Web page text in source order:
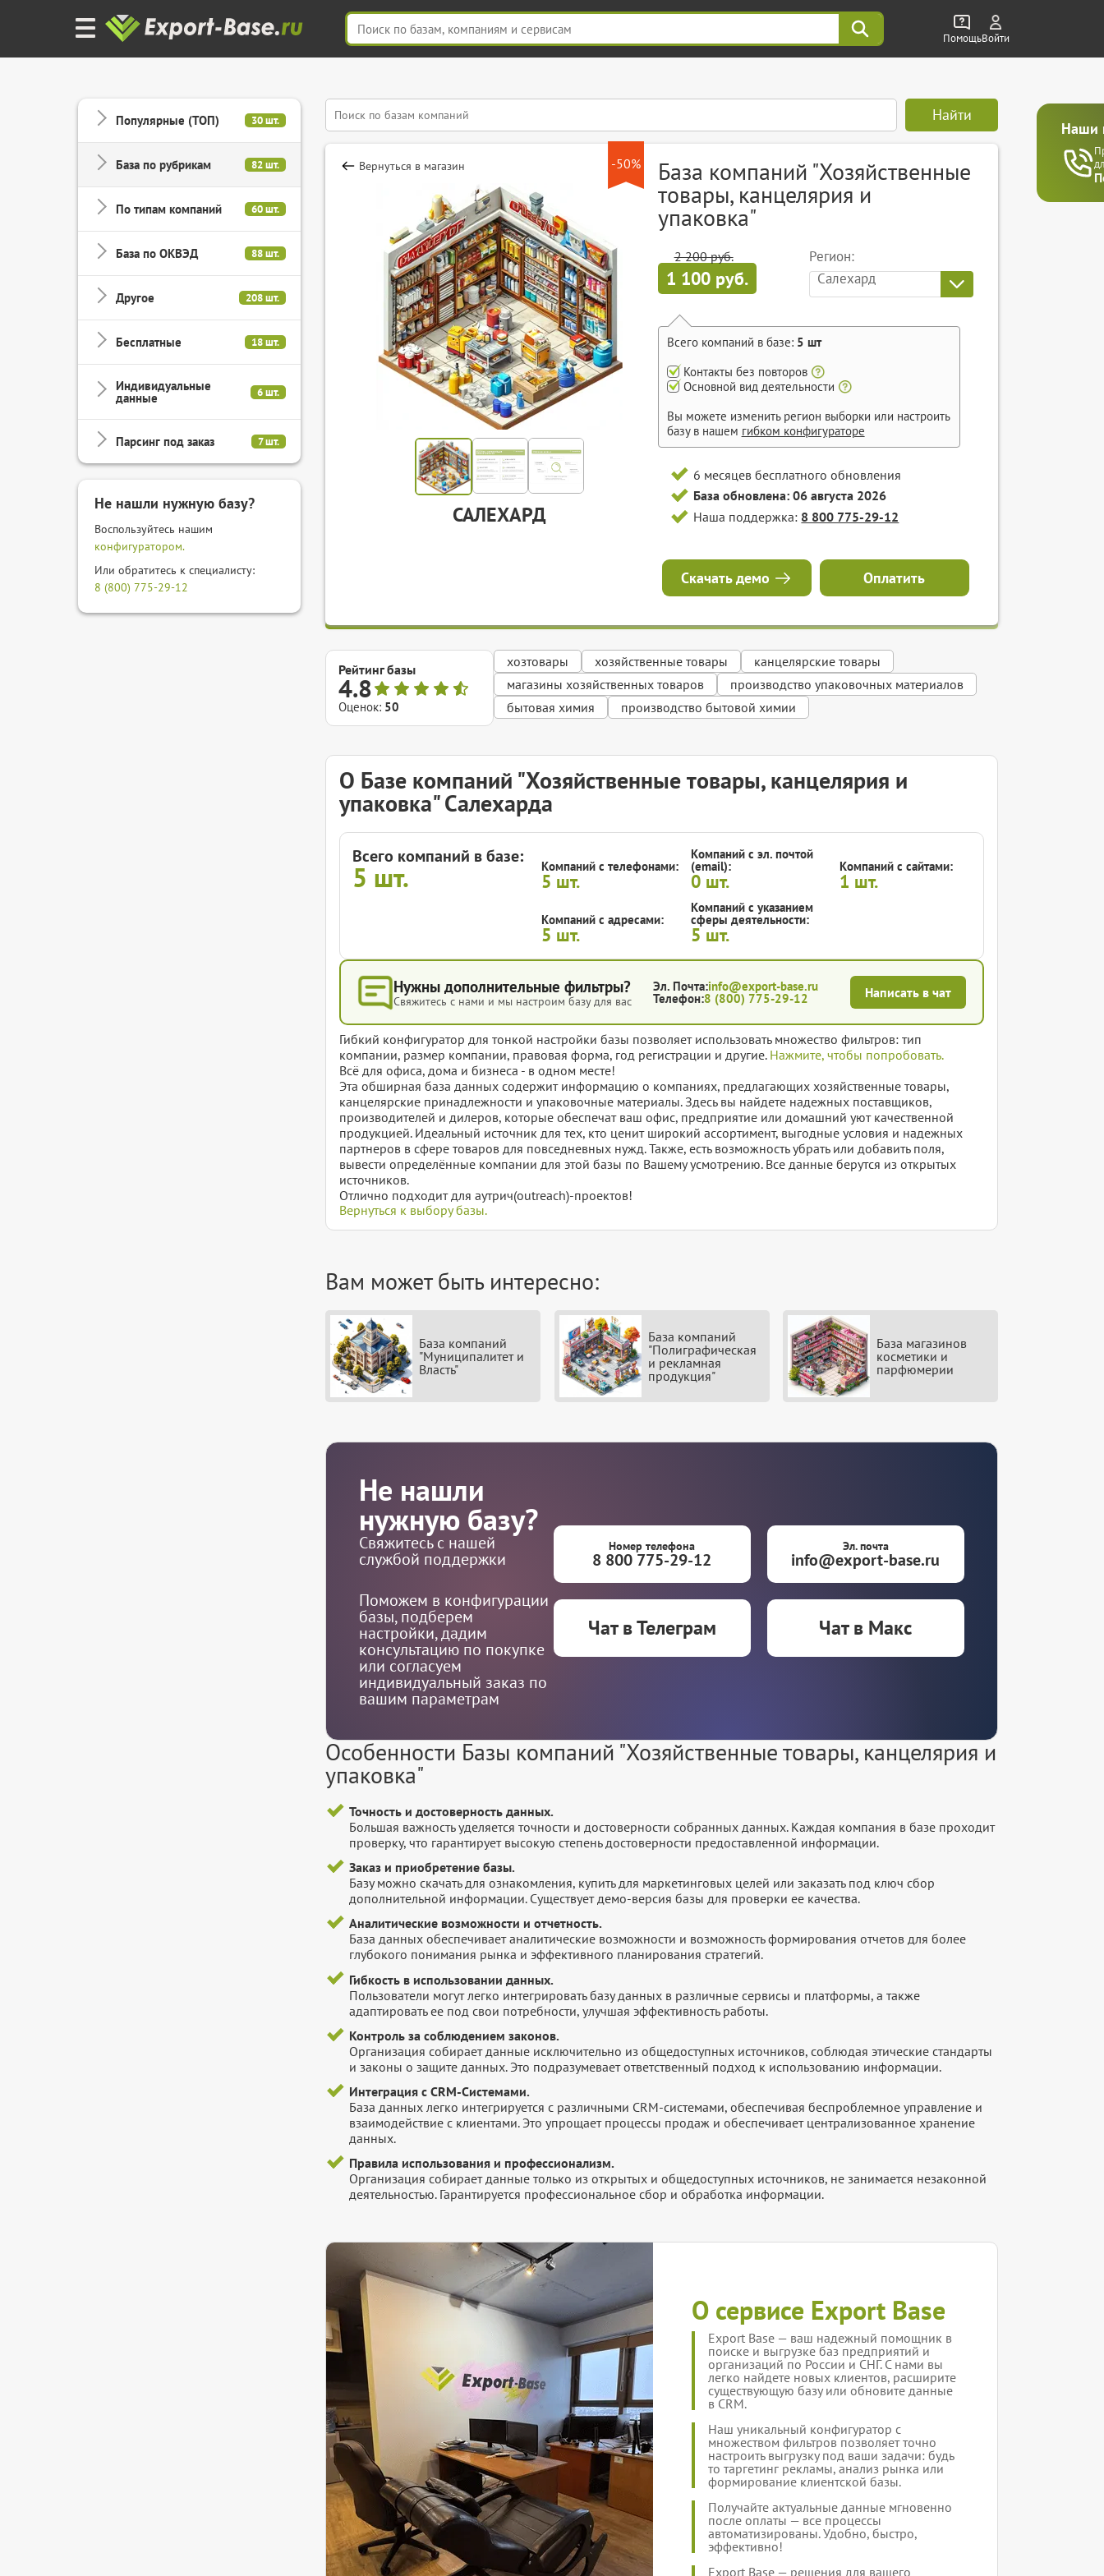
ПомощьВойти
Наши
Популярные (ТОП) 30 шт.
База по рубрикам 82 шт.
По типам компаний 60 шт.
База по ОКВЭД 88 шт.
Другое 208 шт.
Бесплатные 18 шт.
Индивидуальные
данные 6 шт.
Парсинг под заказ 7 шт.
Не нашли нужную базу?
Воспользуйтесь нашим
конфигуратором.
Или обратитесь к специалисту:
8 (800) 775-29-12
Найти
-50%
Вернуться в магазин
САЛЕХАРД
База компаний "Хозяйственные
товары, канцелярия и
упаковка"
2 200 руб.
1 100 руб.
Регион:
Салехард
Всего компаний в базе: 5 шт
Контакты без повторов
Основной вид деятельности
Вы можете изменить регион выборки или настроить
базу в нашем гибком конфигураторе
6 месяцев бесплатного обновления
База обновлена: 06 августа 2026
Наша поддержка: 8 800 775-29-12
Скачать демо Оплатить
Рейтинг базы
4.8
Оценок: 50
хозтовары хозяйственные товары
канцелярские товары
магазины хозяйственных товаров
производство упаковочных материалов
бытовая химия
производство бытовой химии
О Базе компаний "Хозяйственные товары, канцелярия и
упаковка" Салехарда
Всего компаний в базе:
5 шт. Компаний с телефонами:
5 шт.
Компаний с эл. почтой
(email):
0 шт.
Компаний с сайтами:
1 шт.
Компаний с адресами:
5 шт.
Компаний с указанием
сферы деятельности:
5 шт.
Нужны дополнительные фильтры?
Свяжитесь с нами и мы настроим базу для вас
Эл. Почта:info@export-base.ru
Телефон:8 (800) 775-29-12 Написать в чат
Гибкий конфигуратор для тонкой настройки базы позволяет использовать множество фильтров: тип
компании, размер компании, правовая форма, год регистрации и другие. Нажмите, чтобы попробовать.
Всё для офиса, дома и бизнеса - в одном месте!
Эта обширная база данных содержит информацию о компаниях, предлагающих хозяйственные товары,
канцелярские принадлежности и упаковочные материалы. Здесь вы найдете надежных поставщиков,
производителей и дилеров, которые обеспечат ваш офис, предприятие или домашний уют качественной
продукцией. Идеальный источник для тех, кто ценит широкий ассортимент, выгодные условия и надежных
партнеров в сфере товаров для повседневных нужд. Также, есть возможность убрать или добавить поля,
вывести определённые компании для этой базы по Вашему усмотрению. Все данные берутся из открытых
источников.
Отлично подходит для аутрич(outreach)-проектов!
Вернуться к выбору базы.
Вам может быть интересно:
База компаний
"Муниципалитет и
Власть"
База компаний
"Полиграфическая
и рекламная
продукция"
База магазинов
косметики и
парфюмерии
Не нашли
нужную базу?
Свяжитесь с нашей
службой поддержки
Поможем в конфигурации
базы, подберем
настройки, дадим
консультацию по покупке
или согласуем
индивидуальный заказ по
вашим параметрам
Номер телефона
8 800 775-29-12
Эл. почта
info@export-base.ru
Чат в Телеграм Чат в Макс
Особенности Базы компаний "Хозяйственные товары, канцелярия и
упаковка"
Точность и достоверность данных.
Большая важность уделяется точности и достоверности собранных данных. Каждая компания в базе проходит
проверку, что гарантирует высокую степень достоверности предоставленной информации.
Заказ и приобретение базы.
Базу можно скачать для ознакомления, купить для маркетинговых целей или заказать под ключ сбор
дополнительной информации. Существует демо-версия базы для проверки ее качества.
Аналитические возможности и отчетность.
База данных обеспечивает аналитические возможности и возможность формирования отчетов для более
глубокого понимания рынка и эффективного планирования стратегий.
Гибкость в использовании данных.
Пользователи могут легко интегрировать базу данных в различные сервисы и платформы, а также
адаптировать ее под свои потребности, улучшая эффективность работы.
Контроль за соблюдением законов.
Организация собирает данные исключительно из общедоступных источников, соблюдая этические стандарты
и законы о защите данных. Это подразумевает ответственный подход к использованию информации.
Интеграция с CRM-Системами.
База данных легко интегрируется с различными CRM-системами, обеспечивая беспроблемное управление и
взаимодействие с клиентами. Это упрощает процессы продаж и обеспечивает централизованное хранение
данных.
Правила использования и профессионализм.
Организация собирает данные только из открытых и общедоступных источников, не занимается незаконной
деятельностью. Гарантируется профессиональное сбор и обработка информации.
О сервисе Export Base
Export Base — ваш надежный помощник в
поиске и выгрузке баз предприятий и
организаций по России и СНГ. С нами вы
легко найдете новых клиентов, расширите
существующую базу или обновите данные
в CRM.
Наш уникальный конфигуратор с
множеством фильтров позволяет точно
настроить выгрузку под ваши задачи: будь
то таргетинг рекламы, анализ рынка или
формирование клиентской базы.
Получайте актуальные данные мгновенно
после оплаты — все процессы
автоматизированы. Удобно, быстро,
эффективно!
Export Base — решения для вашего